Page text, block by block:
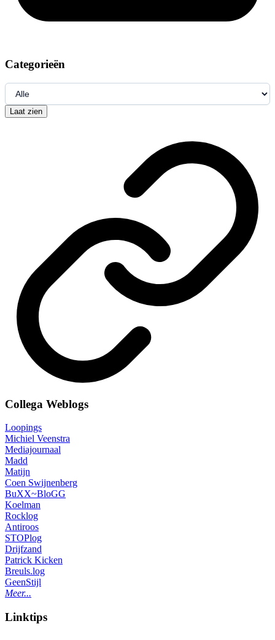
Categorieën
Laat zien
Collega Weblogs
Loopings
Michiel Veenstra
Mediajournaal
Madd
Matijn
Coen Swijnenberg
BuXX~BloGG
Koelman
Rocklog
Antiroos
STOPlog
Drijfzand
Patrick Kicken
Breuls.log
GeenStijl
Meer...
Linktips